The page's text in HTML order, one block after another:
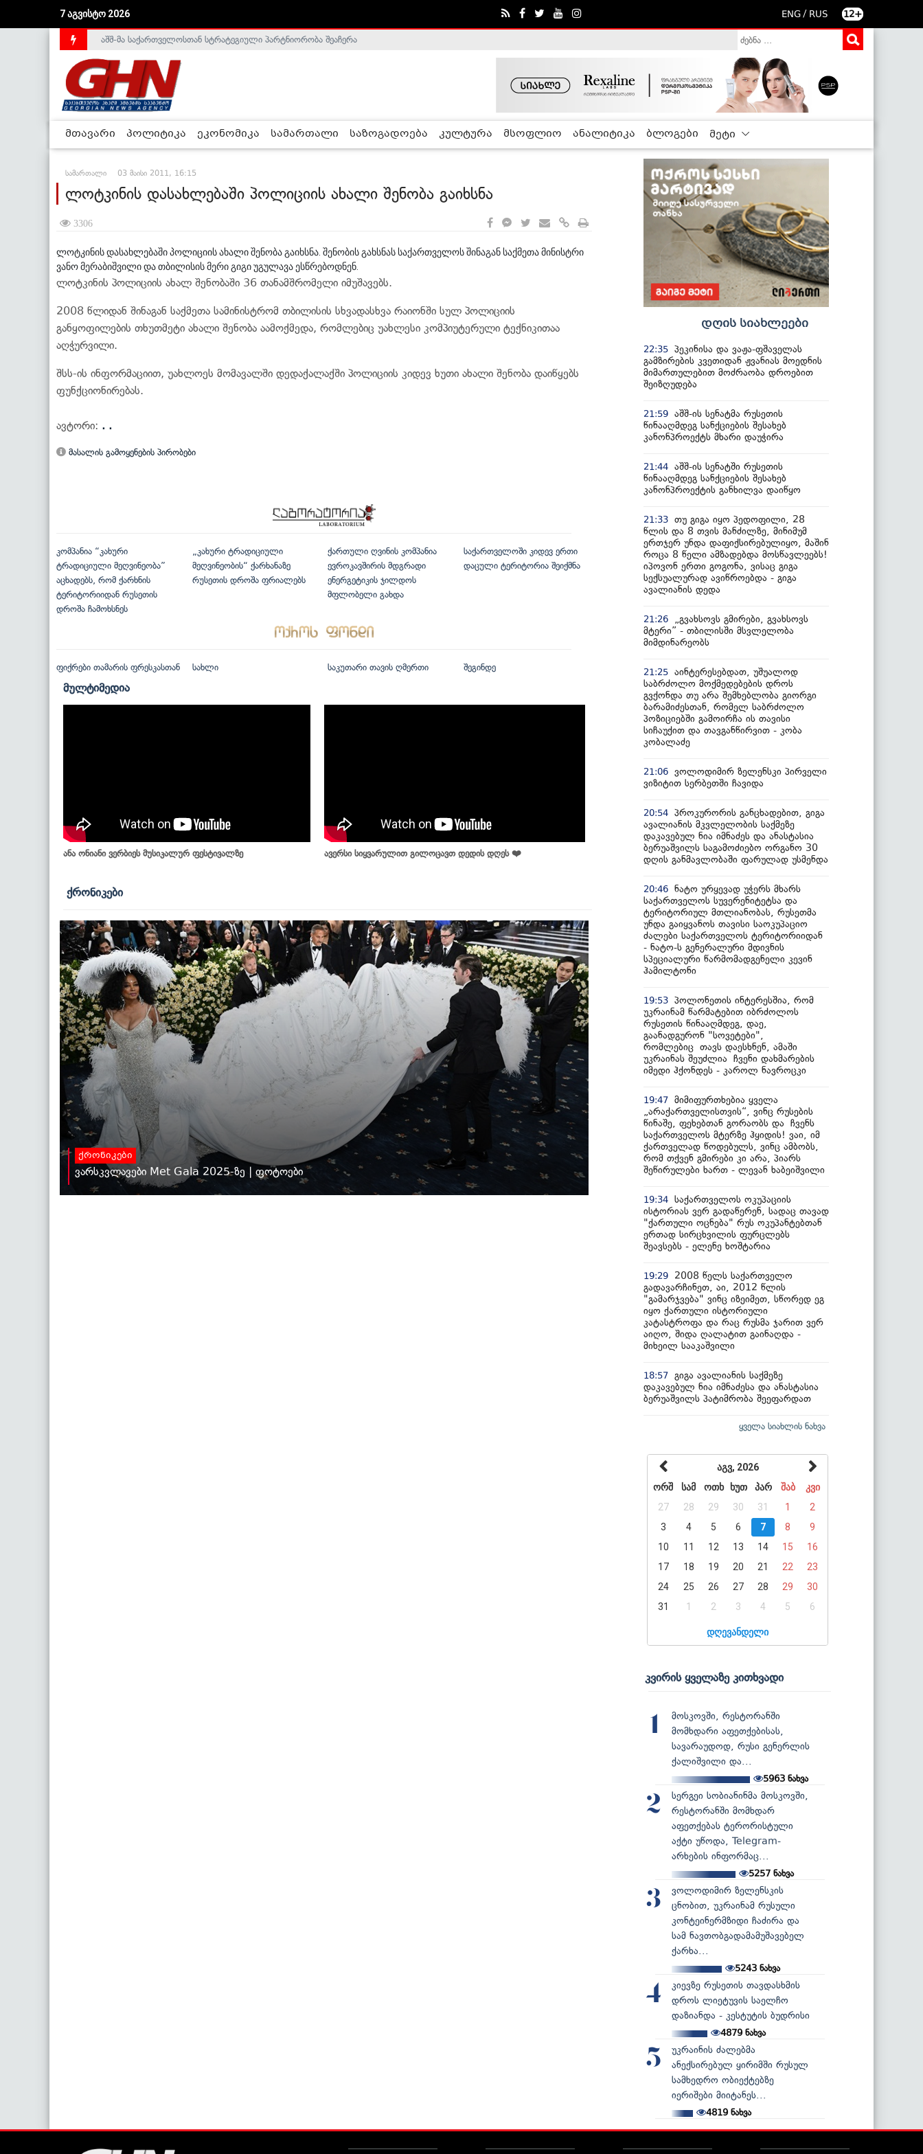
7 აგვისტო 2026 ENG / RUS 12+
საქართველოს დე-ფაქტო მთავრობა არალეგიტიმურია - ჰელსინკის კომისია
აშშ-მა საქართველოსთან სტრატეგიული პარტნიორობა შეაჩერა
მთავარი პოლიტიკა ეკონომიკა სამართალი საზოგადოება კულტურა მსოფლიო ანალიტიკა ბლოგები მეტი
სამართალი 03 მაისი 2011, 16:15
ლოტკინის დასახლებაში პოლიციის ახალი შენობა გაიხსნა
3306
ლოტკინის დასახლებაში პოლიციის ახალი შენობა გაიხსნა. შენობის გახსნას საქართველოს შინაგან საქმეთა მინისტრი
ვანო მერაბიშვილი და თბილისის მერი გიგი უგულავა ესწრებოდნენ.
ლოტკინის პოლიციის ახალ შენობაში 36 თანამშრომელი იმუშავებს.
2008 წლიდან შინაგან საქმეთა სამინისტრომ თბილისის სხვადასხვა რაიონში სულ პოლიციის
განყოფილების თხუთმეტი ახალი შენობა აამოქმედა, რომლებიც უახლესი კომპიუტერული ტექნიკითაა
აღჭურვილი.
შსს-ის ინფორმაციით, უახლოეს მომავალში დედაქალაქში პოლიციის კიდევ ხუთი ახალი შენობა დაიწყებს
ფუნქციონირებას.
ავტორი: . .
მასალის გამოყენების პირობები
კომპანია “კახური
ტრადიციული მეღვინეობა”
აცხადებს, რომ ქარხნის
ტერიტორიიდან რუსეთის
დროშა ჩამოხსნეს
„კახური ტრადიციული
მეღვინეობის“ ქარხანაზე
რუსეთის დროშა ფრიალებს
ქართული ღვინის კომპანია
ევროკავშირის მდგრადი
ენერგეტიკის ჯილდოს
მფლობელი გახდა
საქართველოში კიდევ ერთი
დაცული ტერიტორია შეიქმნა
ფიქრები თამარის ფრესკასთან სახლი საკუთარი თავის ღმერთი შეგინდე
მულტიმედია
ანა ონიანი ვერბიეს მუსიკალურ ფესტივალზე ავერსი სიყვარულით გილოცავთ დედის დღეს ❤️
ქრონიკები
ქრონიკები
ვარსკვლავები Met Gala 2025-ზე | ფოტოები
დღის სიახლეები
22:35 პეკინისა და ვაჟა-ფშაველას
გამზირების კვეთიდან ჟვანიას მოედნის
მიმართულებით მოძრაობა დროებით
შეიზღუდება
21:59 აშშ-ის სენატმა რუსეთის
წინააღმდეგ სანქციების შესახებ
კანონპროექტს მხარი დაუჭირა
21:44 აშშ-ის სენატში რუსეთის
წინააღმდეგ სანქციების შესახებ
კანონპროექტის განხილვა დაიწყო
21:33 თუ გიგა იყო პედოფილი, 28
წლის და 8 თვის მანძილზე, მინიმუმ
ერთჯერ უნდა დაფიქსირებულიყო, მაშინ
როცა 8 წელი ამზადებდა მოსწავლეებს!
იპოვონ ერთი გოგონა, ვისაც გიგა
სექსუალურად ავიწროებდა - გიგა
ავალიანის დედა
21:26
„გვახსოვს გმირები, გვახსოვს
მტერი” - თბილისში მსვლელობა
მიმდინარეობს
21:25 აინტერესებდათ, უშუალოდ
საბრძოლო მოქმედებების დროს
გვქონდა თუ არა შემხებლობა გიორგი
ბარამიძესთან, რომელ საბრძოლო
პოზიციებში გამოირჩა ის თავისი
სიჩაუქით და თავგანწირვით - კობა
კობალაძე
21:06 ვოლოდიმირ ზელენსკი პირველი
ვიზიტით სერბეთში ჩავიდა
20:54 პროკურორის განცხადებით, გიგა
ავალიანის მკვლელობის საქმეზე
დაკავებულ ნია იმნაძეს და ანასტასია
ბერუაშვილს საგამოძიებო ორგანო 30
დღის განმავლობაში ფარულად უსმენდა
20:46 ნატო ურყევად უჭერს მხარს
საქართველოს სუვერენიტეტსა და
ტერიტორიულ მთლიანობას, რუსეთმა
უნდა გაიყვანოს თავისი საოკუპაციო
ძალები საქართველოს ტერიტორიიდან
- ნატო-ს გენერალური მდივნის
სპეციალური წარმომადგენელი კევინ
ჰამილტონი
19:53 პოლონეთის ინტერესშია, რომ
უკრაინამ წარმატებით იბრძოლოს
რუსეთის წინააღმდეგ, დაე,
გაანადგურონ "სოვეტები",
რომლებიც თავს დაესხნენ, ამაში
უკრაინას შეუძლია ჩვენი დახმარების
იმედი ჰქონდეს - კაროლ ნავროცკი
19:47 მიმიფურთხებია ყველა
„არაქართველისთვის“, ვინც რუსების
წინაშე, ფეხებთან გორაობს და ჩვენს
საქართველოს მტერზე ჰყიდის! ვაი, იმ
ქართველად წოდებულს, ვინც ამბობს,
რომ თქვენ გმირები კი არა, პიარს
შეწირულები ხართ - ლევან ხაბეიშვილი
19:34 საქართველოს ოკუპაციის
ისტორიას ვერ გადაწერენ, სადაც თავად
"ქართული ოცნება" რუს ოკუპანტებთან
ერთად სირცხვილის ფურცლებს
შეავსებს - ელენე ხოშტარია
19:29
2008 წელს საქართველო
გადავარჩინეთ, აი, 2012 წლის
"გამარჯვება" ვინც იზეიმეთ, სწორედ ეგ
იყო ქართული ისტორიული
კატასტროფა და რაც რუსმა ჯარით ვერ
აიღო, შიდა ღალატით გაინაღდა -
მიხეილ სააკაშვილი
18:57 გიგა ავალიანის საქმეზე
დაკავებულ ნია იმნაძესა და ანასტასია
ბერუაშვილს პატიმრობა შეეფარდათ
ყველა სიახლის ნახვა
აგვ, 2026
ორშ
სამ ოთხ ხუთ პარ შაბ
კვი
27
28 29 30 31 1
2
3
4 5 6 7 8
9
10
11 12 13 14 15
16
17
18 19 20 21 22
23
24
25 26 27 28 29
30
31
1 2 3 4 5 6
დღევანდელი
კვირის ყველაზე კითხვადი
1
მოსკოვში, რესტორანში
მომხდარი აფეთქებისას,
სავარაუდოდ, რუსი გენერლის
ქალიშვილი და...
5963 ნახვა
2
სერგეი სობიანინმა მოსკოვში,
რესტორანში მომხდარ
აფეთქებას ტერორისტული
აქტი უწოდა, Telegram-
არხების ინფორმაც...
5257 ნახვა
3
ვოლოდიმირ ზელენსკის
ცნობით, უკრაინამ რუსული
კონტეინერმზიდი ჩაძირა და
სამ ნავთობგადამამუშავებელ
ქარხა...
5243ნახვა
4
კიევზე რუსეთის თავდასხმის
დროს ლიეტუვის საელჩო
დაზიანდა - კესტუტის ბუდრისი
4879ნახვა
5
უკრაინის ძალებმა
ანექსირებულ ყირიმში რუსულ
სამხედრო ობიექტებზე
იერიშები მიიტანეს...
4819 ნახვა